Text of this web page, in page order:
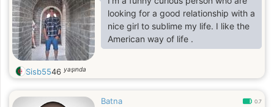
looking for a good relationship with a
nice girl to sublime my life. I like the
American way of life .
Sisb5546 yaşında
Batna 0.7